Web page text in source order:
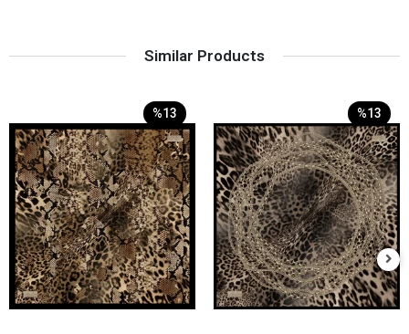
Similar Products
%13 %13